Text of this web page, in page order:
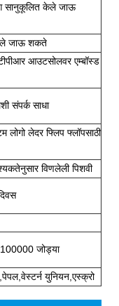
सानुकूलित केले जाऊ
जाऊ शकते
आउटसोलवर एम्बॉस्ड
संपर्क साधा
लेदर फ्लिप फ्लॉपसाठी
विणलेली पिशवी
100000 जोड्या
युनियन,एस्क्रो